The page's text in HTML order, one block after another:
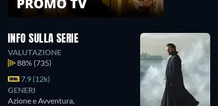
INFO SULLA SERIE
VALUTAZIONE
88% (735)
7.9 (12k)
GENERI
Azione e Avventura,